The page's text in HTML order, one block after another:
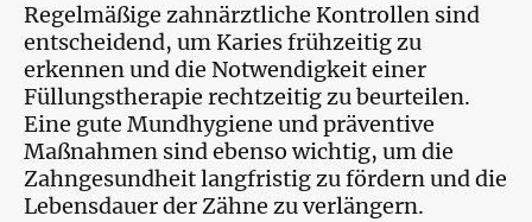
Regelmäßige zahnärztliche Kontrollen sind
entscheidend, um Karies frühzeitig zu
erkennen und die Notwendigkeit einer
Füllungstherapie rechtzeitig zu beurteilen.
Eine gute Mundhygiene und präventive
Maßnahmen sind ebenso wichtig, um die
Zahngesundheit langfristig zu fördern und die
Lebensdauer der Zähne zu verlängern.